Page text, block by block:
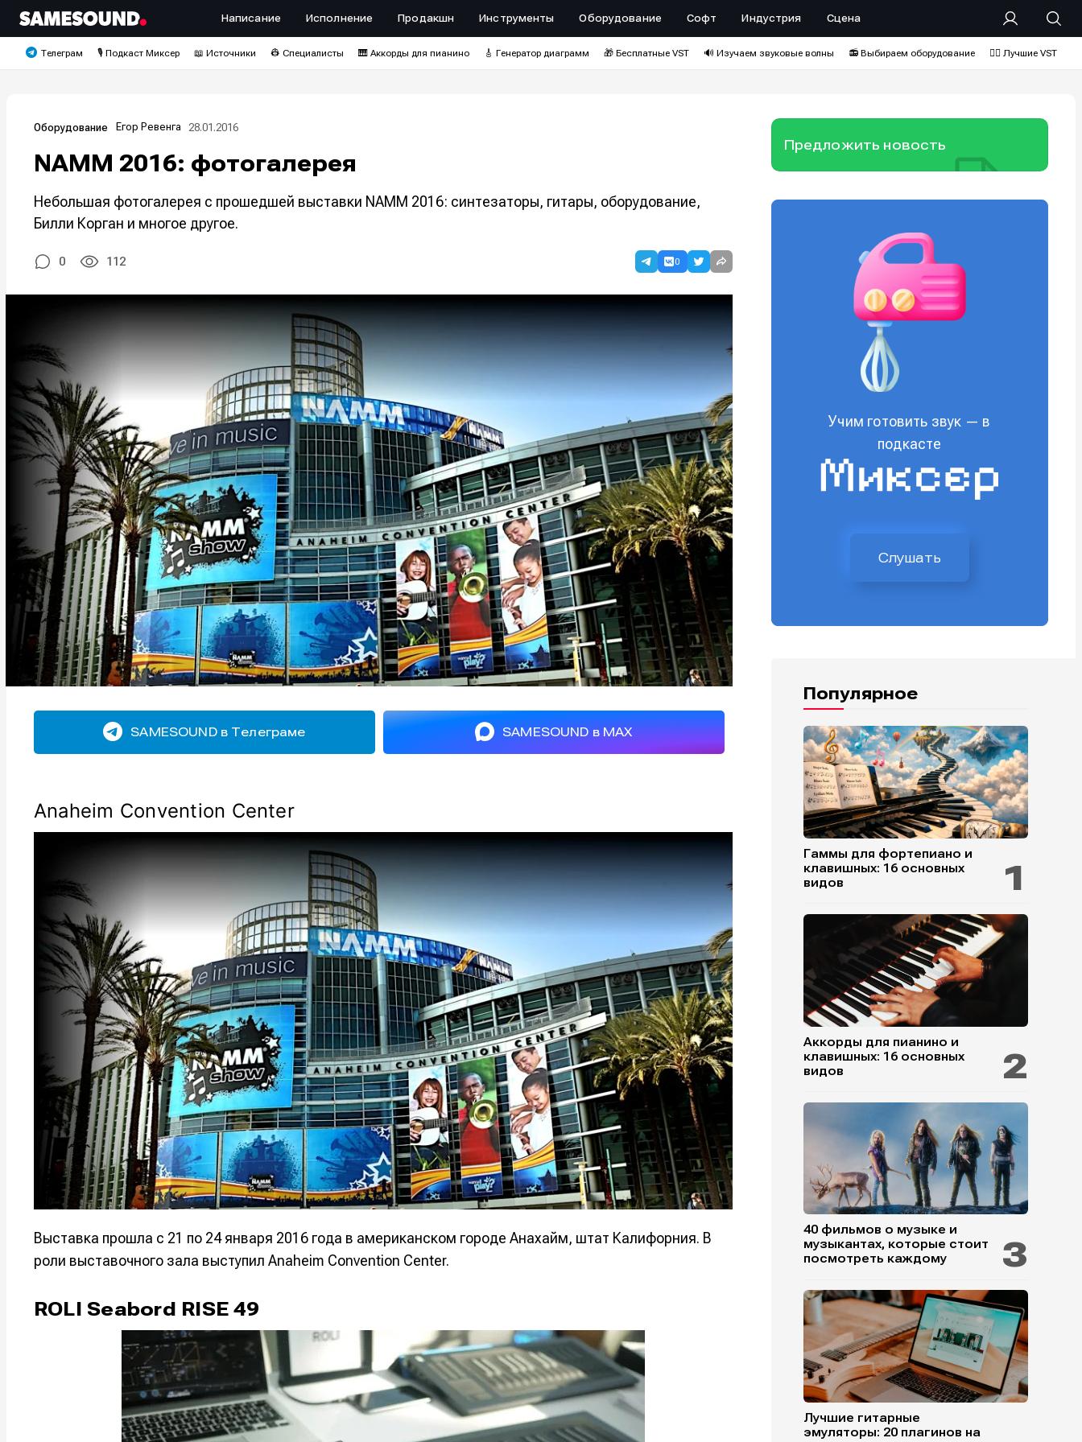
Исполнение
Продакшн
Исполнение
Продакшн
Написание Исполнение Продакшн Инструменты Оборудование Софт Индустрия Сцена
Телеграм 🎙️ Подкаст Миксер 📖 Источники 👷 Специалисты 🎹 Аккорды для пианино 🎸 Генератор диаграмм 🎁 Бесплатные VST 🔊 Изучаем звуковые волны 📻 Выбираем оборудование ❤️‍🔥 Лучшие VST
Оборудование Егор Ревенга 28.01.2016
NAMM 2016: фотогалерея
Небольшая фотогалерея с прошедшей выставки NAMM 2016: синтезаторы, гитары, оборудование,
Билли Корган и многое другое.
0 112 0
SAMESOUND в Телеграме SAMESOUND в MAX
Anaheim Convention Center
Выставка прошла с 21 по 24 января 2016 года в американском городе Анахайм, штат Калифорния. В
роли выставочного зала выступил Anaheim Convention Center.
ROLI Seabord RISE 49
Предложить новость
Учим готовить звук — в
подкасте
Слушать
Популярное
Гаммы для фортепиано и
клавишных: 16 основных
видов
Аккорды для пианино и
клавишных: 16 основных
видов
40 фильмов о музыке и
музыкантах, которые стоит
посмотреть каждому
Лучшие гитарные
эмуляторы: 20 плагинов на